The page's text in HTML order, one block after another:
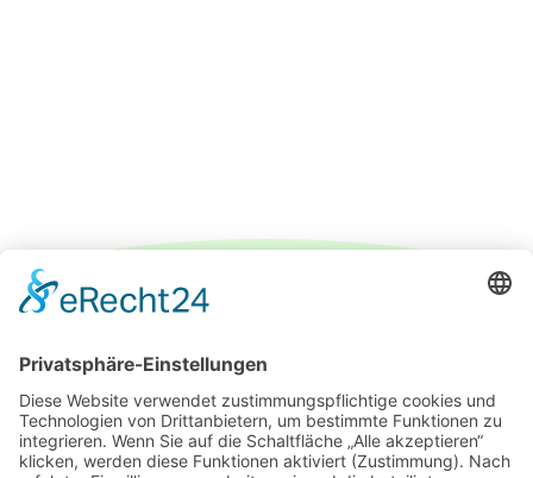
IMPRESSUM DATENSCHUTZERKLÄRUNG
PARTNER ÜBER UNS KONTAKT